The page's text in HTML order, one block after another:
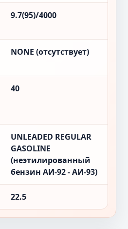
9.7(95)/4000
NONE (отсутствует)
40
UNLEADED REGULAR
GASOLINE
(неэтилированный
бензин АИ-92 - АИ-93)
22.5